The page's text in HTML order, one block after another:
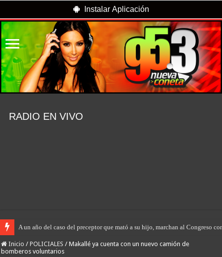
Instalar Aplicación
RADIO EN VIVO
A un año del caso del preceptor que mató a su hijo, marchan al Congreso
Inicio / POLICIALES / Makallé ya cuenta con un nuevo camión de
bomberos voluntarios